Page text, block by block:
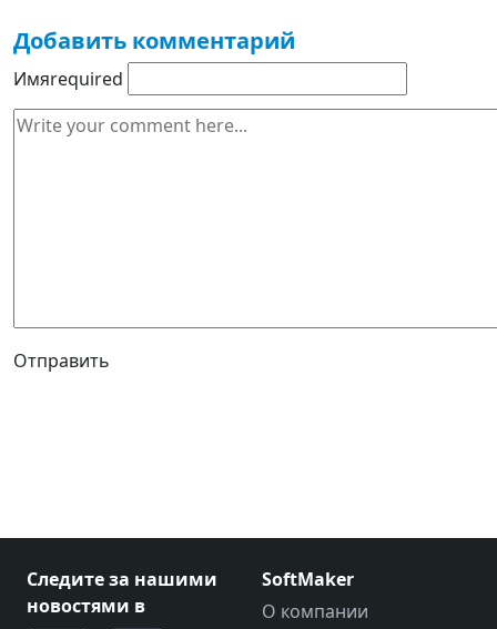
Добавить комментарий
Имяrequired
Отправить
Следите за нашими
новостями в
SoftMaker
О компании